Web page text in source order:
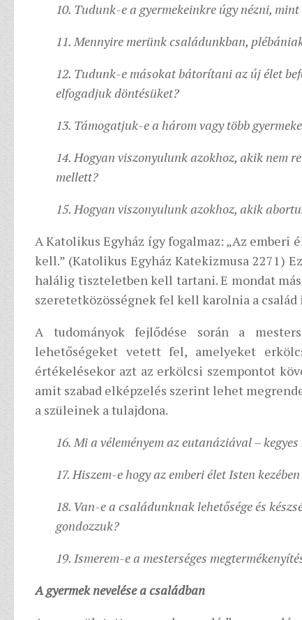
10. Tudunk-e a gyermekeinkre úgy nézni,
11. Mennyire merünk családunkban,
12. Tudunk-e másokat bátorítani az új élet
elfogadjuk döntésüket?
13. Támogatjuk-e a három vagy több
14. Hogyan viszonyulunk azokhoz, akik nem
mellett?
15. Hogyan viszonyulunk azokhoz, akik
A Katolikus Egyház így fogalmaz: „Az
kell.” (Katolikus Egyház Katekizmusa 2271)
halálig tiszteletben kell tartani. E mondat
szeretetközösségnek fel kell karolnia a család
A tudományok fejlődése során a
lehetőségeket vetett fel, amelyeket
értékelésekor azt az erkölcsi szempontot
amit szabad elképzelés szerint lehet
a szüleinek a tulajdona.
16. Mi a véleményem az eutanáziával –
17. Hiszem-e hogy az emberi élet Isten
18. Van-e a családunknak lehetősége és
gondozzuk?
19. Ismerem-e a mesterséges
A gyermek nevelése a családban